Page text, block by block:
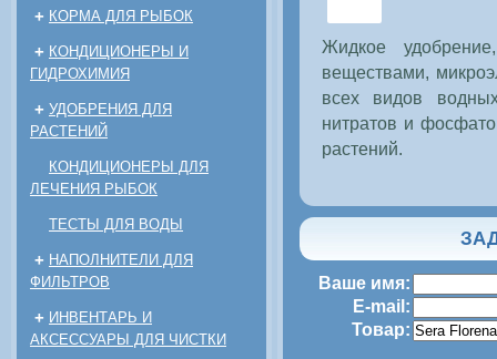
+ КОРМА ДЛЯ РЫБОК
+ КОНДИЦИОНЕРЫ И
ГИДРОХИМИЯ
+ УДОБРЕНИЯ ДЛЯ
РАСТЕНИЙ
КОНДИЦИОНЕРЫ ДЛЯ
ЛЕЧЕНИЯ РЫБОК
ТЕСТЫ ДЛЯ ВОДЫ
+ НАПОЛНИТЕЛИ ДЛЯ
ФИЛЬТРОВ
+ ИНВЕНТАРЬ И
АКСЕССУАРЫ ДЛЯ ЧИСТКИ
Жидкое
веществами,
всех видов
нитратов и
растений.
Ваше имя:
E-mail:
Товар: